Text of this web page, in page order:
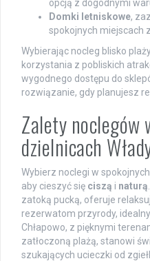
opcją z dogodnymi
Domki letniskowe,
spokojnych miejscach
Wybierając nocleg blisko
korzystania z pobliskich
wygodnego dostępu do
rozwiązanie, gdy planujesz
Zalety noclegów
dzielnicach
Wybierz noclegi w
aby cieszyć się ciszą i naturą
zatoką pucką, oferuje
rezerwatom przyrody,
Chłapowo, z pięknymi
zatłoczoną plażą, stanowi
szukających ucieczki od